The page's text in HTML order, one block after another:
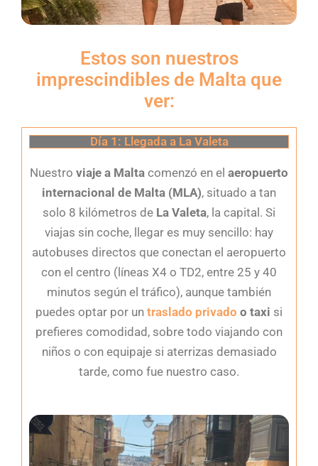
Estos son nuestros
imprescindibles de Malta que
ver:
Día 1: Llegada a La Valeta
Nuestro viaje a Malta comenzó en el aeropuerto
internacional de Malta (MLA), situado a tan
solo 8 kilómetros de La Valeta, la capital. Si
viajas sin coche, llegar es muy sencillo: hay
autobuses directos que conectan el aeropuerto
con el centro (líneas X4 o TD2, entre 25 y 40
minutos según el tráfico), aunque también
puedes optar por un traslado privado o taxi si
prefieres comodidad, sobre todo viajando con
niños o con equipaje si aterrizas demasiado
tarde, como fue nuestro caso.